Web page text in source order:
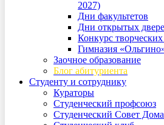
2027)
Дни факультетов
Дни открытых
Конкурс творческих
Гимназия
Заочное образование
Блог абитуриента
Студенту и сотруднику
Кураторы
Студенческий профсоюз
Студенческий Совет Дома